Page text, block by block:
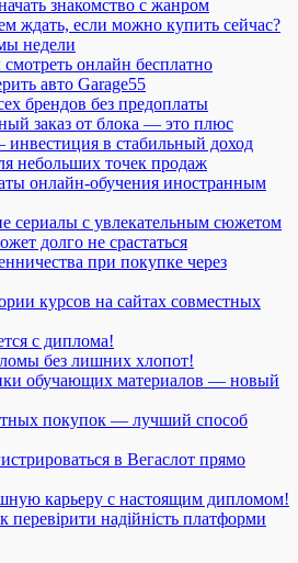
знакомство с жанром
ждать, если можно купить сейчас?
недели
онлайн бесплатно
авто Garage55
брендов без предоплаты
заказ от блока — это плюс
в стабильный доход
небольших точек продаж
онлайн-обучения иностранным
сериалы с увлекательным сюжетом
долго не срастаться
при покупке через
курсов на сайтах совместных
с диплома!
без лишних хлопот!
обучающих материалов — новый
покупок — лучший способ
в Вегаслот прямо
карьеру с настоящим дипломом!
перевірити надійність платформи